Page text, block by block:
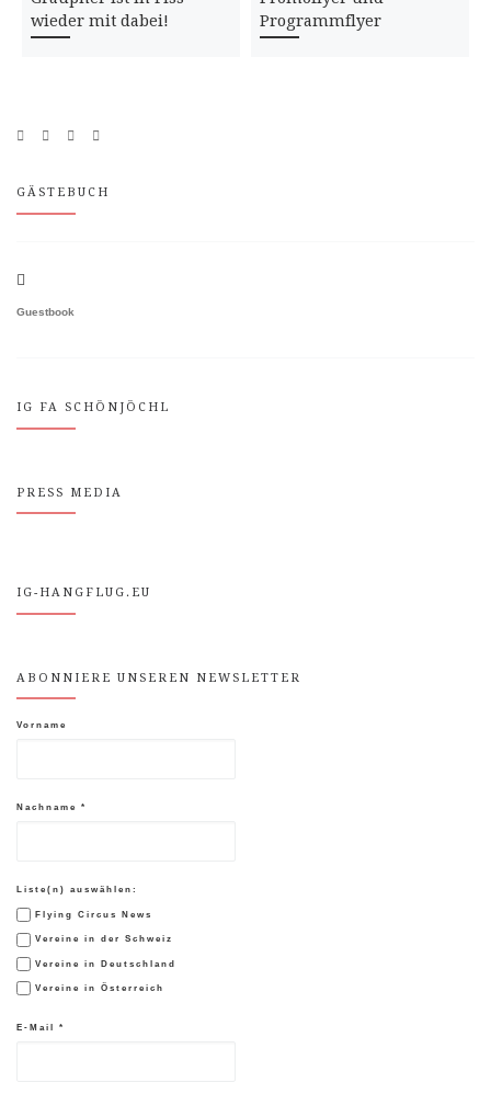
wieder mit dabei!
Programmflyer
GÄSTEBUCH
Guestbook
IG FA SCHÖNJÖCHL
PRESS MEDIA
IG-HANGFLUG.EU
ABONNIERE UNSEREN NEWSLETTER
Vorname
Nachname *
Liste(n) auswählen:
Flying Circus News
Vereine in der Schweiz
Vereine in Deutschland
Vereine in Österreich
E-Mail *